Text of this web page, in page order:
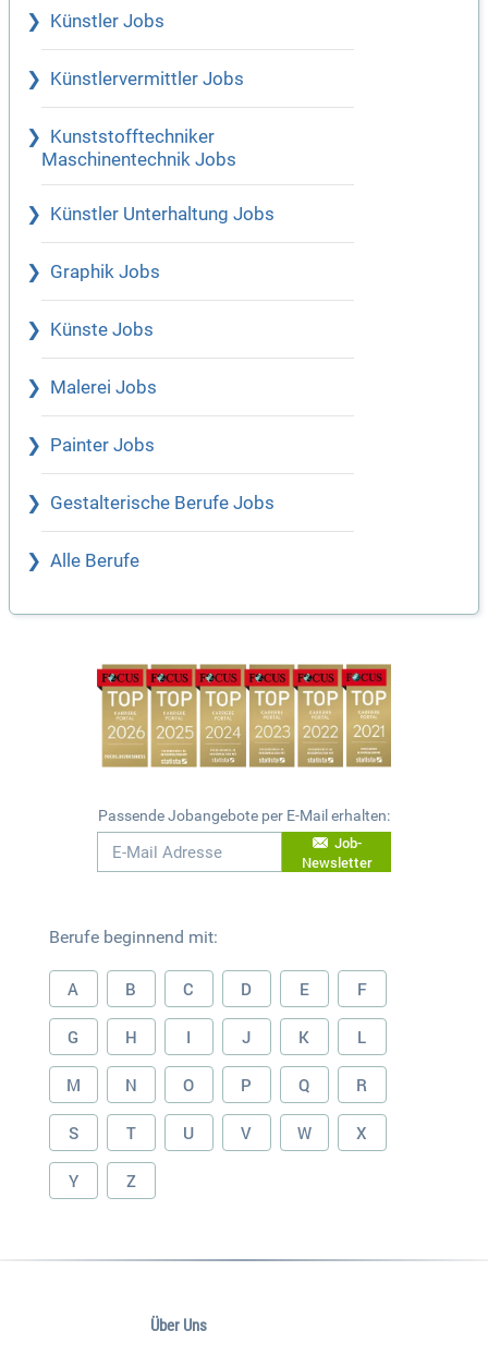
Künstler Jobs
Künstlervermittler Jobs
Kunststofftechniker
Maschinentechnik Jobs
Künstler Unterhaltung Jobs
Graphik Jobs
Künste Jobs
Malerei Jobs
Painter Jobs
Gestalterische Berufe Jobs
Alle Berufe
Passende Jobangebote per E-Mail erhalten:
Job-
Newsletter
Berufe beginnend mit:
A B C D E F
G H I J K L
M N O P Q R
S T U V W X
Y Z
Über Uns